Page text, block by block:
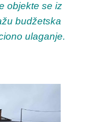
objekte se iz
budžetska
ulaganje.